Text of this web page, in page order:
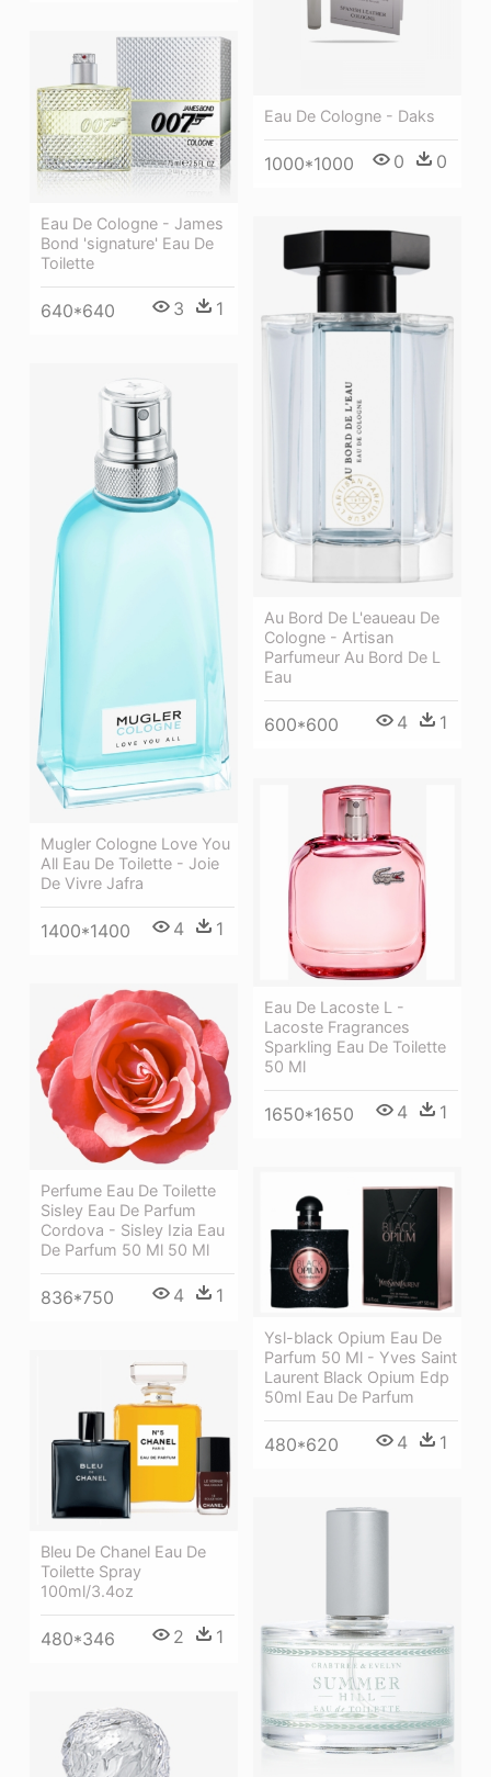
Eau De Cologne - Daks
1000*1000 0 0
Eau De Cologne - James
Bond 'signature' Eau De
Toilette
640*640 3 1
Au Bord De L'eaueau De
Cologne - Artisan
Parfumeur Au Bord De L
Eau
600*600 4 1
Mugler Cologne Love You
All Eau De Toilette - Joie
De Vivre Jafra
1400*1400 4 1
Eau De Lacoste L -
Lacoste Fragrances
Sparkling Eau De Toilette
50 Ml
1650*1650 4 1
Perfume Eau De Toilette
Sisley Eau De Parfum
Cordova - Sisley Izia Eau
De Parfum 50 Ml 50 Ml
836*750 4 1
Ysl-black Opium Eau De
Parfum 50 Ml - Yves Saint
Laurent Black Opium Edp
50ml Eau De Parfum
480*620 4 1
Bleu De Chanel Eau De
Toilette Spray
100ml/3.4oz
480*346 2 1